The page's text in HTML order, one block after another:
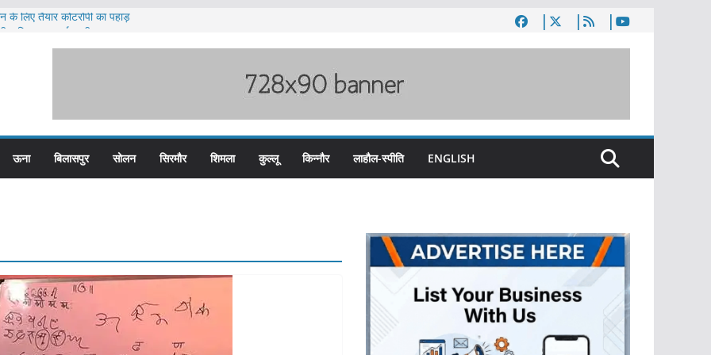
लिए तैयार कोटरोपी का पहाड़
के तीन कर्मचारी सस्पेंड
ऊना बिलासपुर सोलन सिरमौर शिमला कुल्लू किन्नौर लाहौल-स्पीति ENGLISH